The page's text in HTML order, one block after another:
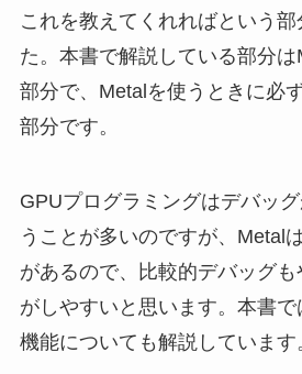
これを教えてくれればという部
た。本書で解説している部分
部分で、Metalを使うときに必
部分です。
GPUプログラミングはデバッ
うことが多いのですが、Metal
があるので、比較的デバッグ
がしやすいと思います。本書で
機能についても解説しています